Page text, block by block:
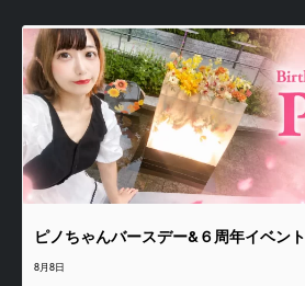
ピノちゃんバースデー&６周年イベント
8月8日